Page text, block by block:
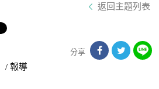
返回主題列表
分享
/ 報導